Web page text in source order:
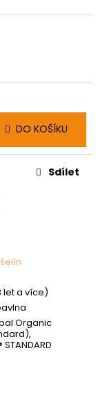
DO KOŠÍKU
let a více)
Organic
STANDARD
Sdílet